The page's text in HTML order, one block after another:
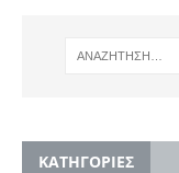
KΑΤΗΓΟΡΙΕΣ